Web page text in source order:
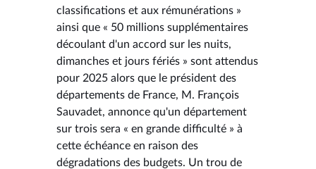
classifications et aux rémunérations »
ainsi que « 50 millions supplémentaires
découlant d'un accord sur les nuits,
dimanches et jours fériés » sont attendus
pour 2025 alors que le président des
départements de France, M. François
Sauvadet, annonce qu'un département
sur trois sera « en grande difficulté » à
cette échéance en raison des
dégradations des budgets. Un trou de